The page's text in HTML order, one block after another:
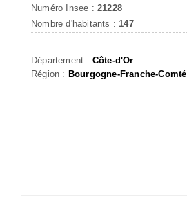
Numéro Insee : 21228
Nombre d'habitants : 147
Département : Côte-d'Or
Région : Bourgogne-Franche-Comté